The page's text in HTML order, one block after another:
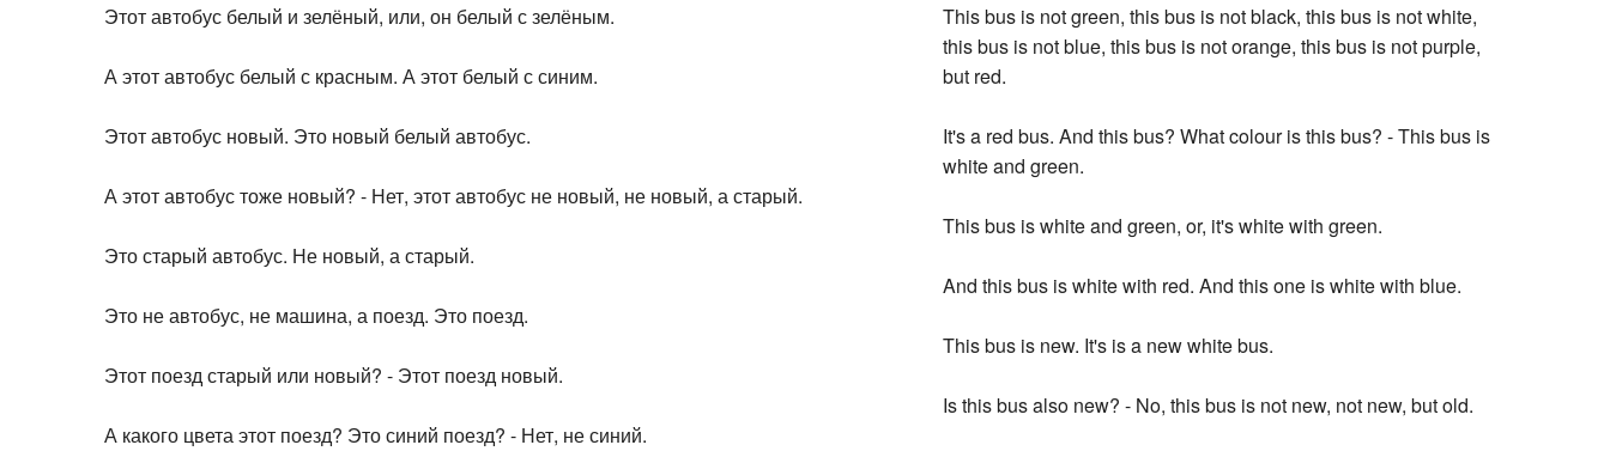
Этот автобус белый и зелёный, или, он белый с зелёным.
А этот автобус белый с красным. А этот белый с синим.
Этот автобус новый. Это новый белый автобус.
А этот автобус тоже новый? - Нет, этот автобус не новый, не новый, а старый.
Это старый автобус. Не новый, а старый.
Это не автобус, не машина, а поезд. Это поезд.
Этот поезд старый или новый? - Этот поезд новый.
А какого цвета этот поезд? Это синий поезд? - Нет, не синий.
This bus is not green, this bus is not black, this bus is not white,
this bus is not blue, this bus is not orange, this bus is not purple,
but red.
It's a red bus. And this bus? What colour is this bus? - This bus is
white and green.
This bus is white and green, or, it's white with green.
And this bus is white with red. And this one is white with blue.
This bus is new. It's is a new white bus.
Is this bus also new? - No, this bus is not new, not new, but old.